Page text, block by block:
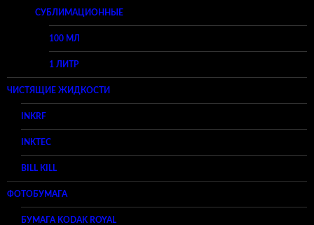
СУБЛИМАЦИОННЫЕ
100 МЛ
1 ЛИТР
ЧИСТЯЩИЕ ЖИДКОСТИ
INKRF
INKTEC
BILL KILL
ФОТОБУМАГА
БУМАГА KODAK ROYAL